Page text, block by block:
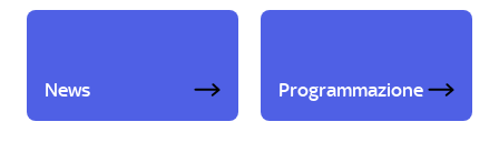
News Programmazione